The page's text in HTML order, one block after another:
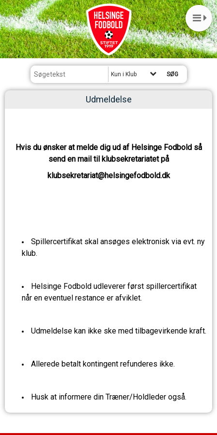
Kun i Klub
Udmeldelse
Hvis du ønsker at melde dig ud af Helsinge Fodbold så
send en mail til klubsekretariatet på
klubsekretariat@helsingefodbold.dk
Spillercertifikat skal ansøges elektronisk via evt. ny
klub.
Helsinge Fodbold udleverer først spillercertifikat
når en eventuel restance er afviklet.
Udmeldelse kan ikke ske med tilbagevirkende kraft.
Allerede betalt kontingent refunderes ikke.
Husk at informere din Træner/Holdleder også.